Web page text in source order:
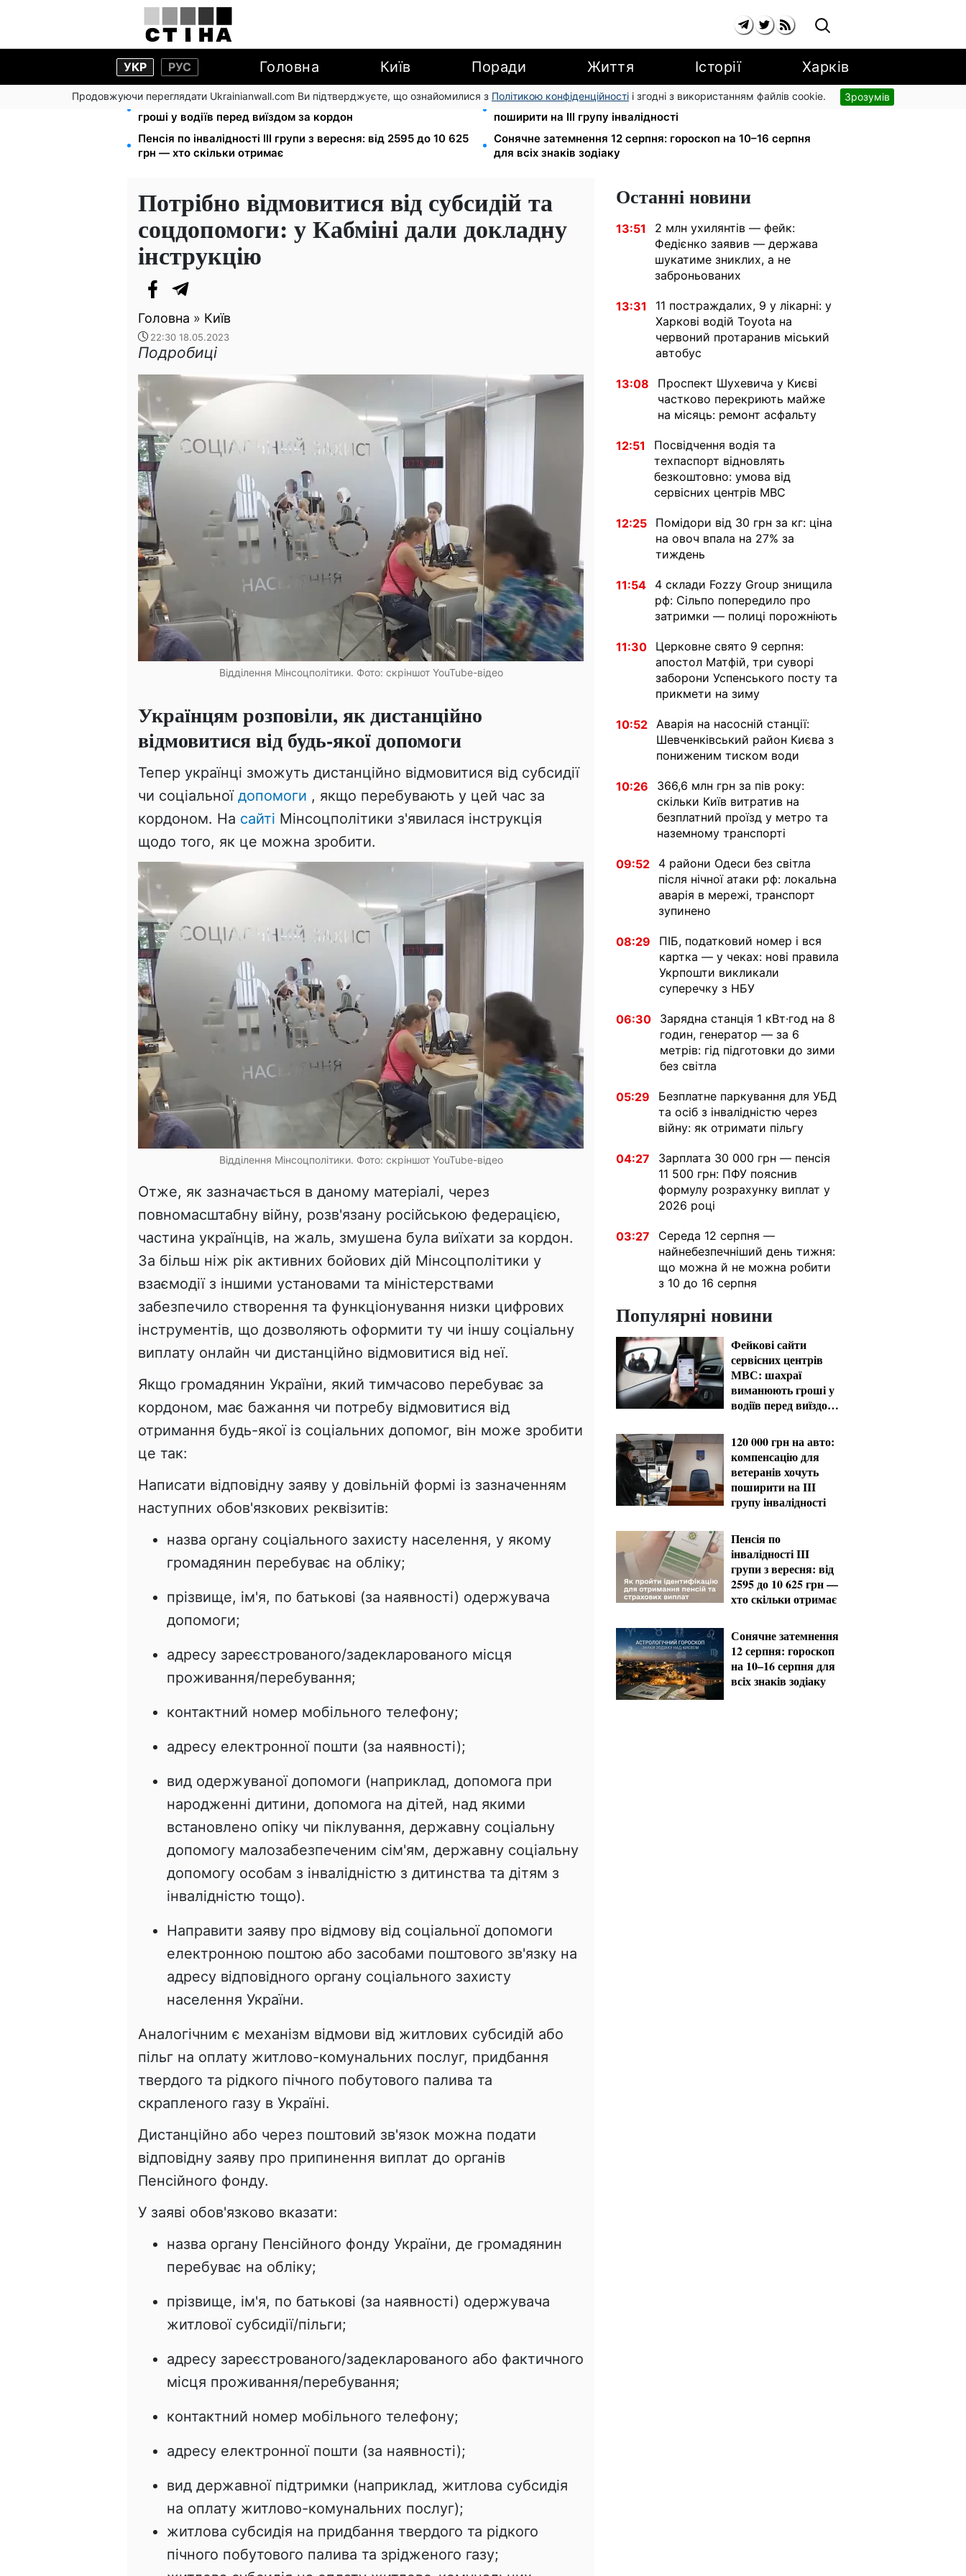
УКР РУС Головна Київ Поради Життя Історії Харків
Продовжуючи переглядати Ukrainianwall.com Ви підтверджуєте, що ознайомилися з Політикою конфіденційності і згодні з використанням файлів cookie. Зрозумів
Фейкові сайти сервісних центрів МВС: шахраї виманюють
гроші у водіїв перед виїздом за кордон
120 000 грн на авто: компенсацію для ветеранів хочуть
поширити на III групу інвалідності
Пенсія по інвалідності III групи з вересня: від 2595 до 10 625
грн — хто скільки отримає
Сонячне затемнення 12 серпня: гороскоп на 10–16 серпня
для всіх знаків зодіаку
Потрібно відмовитися від субсидій та
соцдопомоги: у Кабміні дали докладну
інструкцію
Головна » Київ
22:30 18.05.2023
Подробиці
Відділення Мінсоцполітики. Фото: скріншот YouTube-відео
Українцям розповіли, як дистанційно
відмовитися від будь-якої допомоги
Тепер українці зможуть дистанційно відмовитися від субсидії
чи соціальної допомоги , якщо перебувають у цей час за
кордоном. На сайті Мінсоцполітики з'явилася інструкція
щодо того, як це можна зробити.
Відділення Мінсоцполітики. Фото: скріншот YouTube-відео
Отже, як зазначається в даному матеріалі, через
повномасштабну війну, розв'язану російською федерацією,
частина українців, на жаль, змушена була виїхати за кордон.
За більш ніж рік активних бойових дій Мінсоцполітики у
взаємодії з іншими установами та міністерствами
забезпечило створення та функціонування низки цифрових
інструментів, що дозволяють оформити ту чи іншу соціальну
виплату онлайн чи дистанційно відмовитися від неї.
Якщо громадянин України, який тимчасово перебуває за
кордоном, має бажання чи потребу відмовитися від
отримання будь-якої із соціальних допомог, він може зробити
це так:
Написати відповідну заяву у довільній формі із зазначенням
наступних обов'язкових реквізитів:
назва органу соціального захисту населення, у якому
громадянин перебуває на обліку;
прізвище, ім'я, по батькові (за наявності) одержувача
допомоги;
адресу зареєстрованого/задекларованого місця
проживання/перебування;
контактний номер мобільного телефону;
адресу електронної пошти (за наявності);
вид одержуваної допомоги (наприклад, допомога при
народженні дитини, допомога на дітей, над якими
встановлено опіку чи піклування, державну соціальну
допомогу малозабезпеченим сім'ям, державну соціальну
допомогу особам з інвалідністю з дитинства та дітям з
інвалідністю тощо).
Направити заяву про відмову від соціальної допомоги
електронною поштою або засобами поштового зв'язку на
адресу відповідного органу соціального захисту
населення України.
Аналогічним є механізм відмови від житлових субсидій або
пільг на оплату житлово-комунальних послуг, придбання
твердого та рідкого пічного побутового палива та
скрапленого газу в Україні.
Дистанційно або через поштовий зв'язок можна подати
відповідну заяву про припинення виплат до органів
Пенсійного фонду.
У заяві обов'язково вказати:
назва органу Пенсійного фонду України, де громадянин
перебуває на обліку;
прізвище, ім'я, по батькові (за наявності) одержувача
житлової субсидії/пільги;
адресу зареєстрованого/задекларованого або фактичного
місця проживання/перебування;
контактний номер мобільного телефону;
адресу електронної пошти (за наявності);
вид державної підтримки (наприклад, житлова субсидія
на оплату житлово-комунальних послуг);
житлова субсидія на придбання твердого та рідкого
пічного побутового палива та зрідженого газу;
Останні новини
13:51
2 млн ухилянтів — фейк:
Федієнко заявив — держава
шукатиме зниклих, а не
заброньованих
13:31
11 постраждалих, 9 у лікарні: у
Харкові водій Toyota на
червоний протаранив міський
автобус
13:08
Проспект Шухевича у Києві
частково перекриють майже
на місяць: ремонт асфальту
12:51
Посвідчення водія та
техпаспорт відновлять
безкоштовно: умова від
сервісних центрів МВС
12:25
Помідори від 30 грн за кг: ціна
на овоч впала на 27% за
тиждень
11:54
4 склади Fozzy Group знищила
рф: Сільпо попередило про
затримки — полиці порожніють
11:30
Церковне свято 9 серпня:
апостол Матфій, три суворі
заборони Успенського посту та
прикмети на зиму
10:52 Аварія на насосній станції:
Шевченківський район Києва з
пониженим тиском води
10:26
366,6 млн грн за пів року:
скільки Київ витратив на
безплатний проїзд у метро та
наземному транспорті
09:52
4 райони Одеси без світла
після нічної атаки рф: локальна
аварія в мережі, транспорт
зупинено
08:29
ПІБ, податковий номер і вся
картка — у чеках: нові правила
Укрпошти викликали
суперечку з НБУ
06:30
Зарядна станція 1 кВт·год на 8
годин, генератор — за 6
метрів: гід підготовки до зими
без світла
05:29
Безплатне паркування для УБД
та осіб з інвалідністю через
війну: як отримати пільгу
04:27
Зарплата 30 000 грн — пенсія
11 500 грн: ПФУ пояснив
формулу розрахунку виплат у
2026 році
03:27
Середа 12 серпня —
найнебезпечніший день тижня:
що можна й не можна робити
з 10 до 16 серпня
Популярні новини
Фейкові сайти
сервісних центрів
МВС: шахраї
виманюють гроші у
водіїв перед виїздом
120 000 грн на авто:
компенсацію для
ветеранів хочуть
поширити на III
групу інвалідності
Пенсія по
інвалідності III
групи з вересня: від
2595 до 10 625 грн —
хто скільки отримає
Сонячне затемнення
12 серпня: гороскоп
на 10–16 серпня для
всіх знаків зодіаку